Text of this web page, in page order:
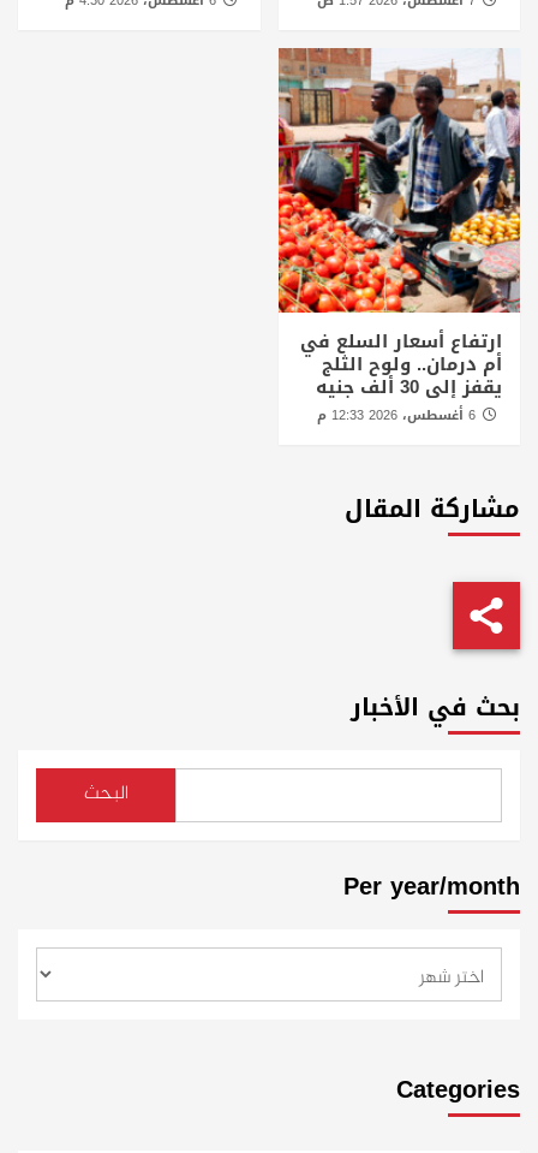
ارتفاع أسعار السلع في
أم درمان.. ولوح الثلج
يقفز إلى 30 ألف جنيه
مشاركة المقال
بحث في الأخبار
البحث
Per year/month
Categories